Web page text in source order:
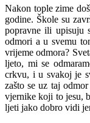
Nakon tople zime
godine. Škole su
popravne ili upisuju
odmori a u svemu
vrijeme odmora?
ljeto, mi se
crkvu, i u svakoj je
zašto se uz taj
vjernike koji to jesu,
ljeti jako dobro vidi